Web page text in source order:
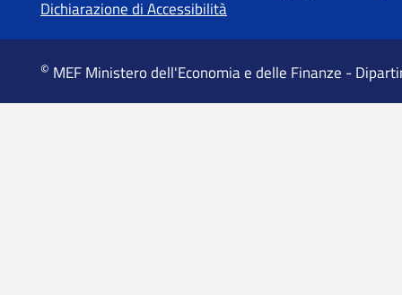
Dichiarazione di Accessibilità
© MEF Ministero dell'Economia e delle Finanze -